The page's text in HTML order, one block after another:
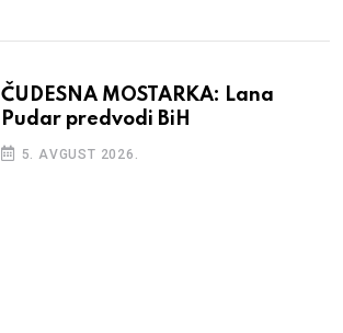
ČUDESNA MOSTARKA: Lana
Pudar predvodi BiH
5. AVGUST 2026.